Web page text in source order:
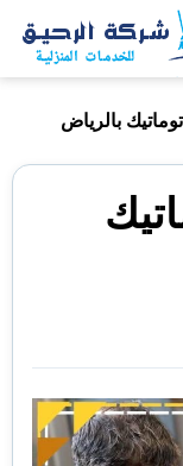
بالرياض